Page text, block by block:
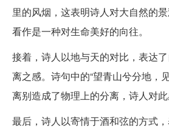
里的风烟，这表明诗人对大自然的
看作是一种对生命美好的向往。
接着，诗人以地与天的对比，表达
离之感。诗句中的“望青山兮分地，
离别造成了物理上的分离，诗人对此
最后，诗人以寄情于酒和弦的方式